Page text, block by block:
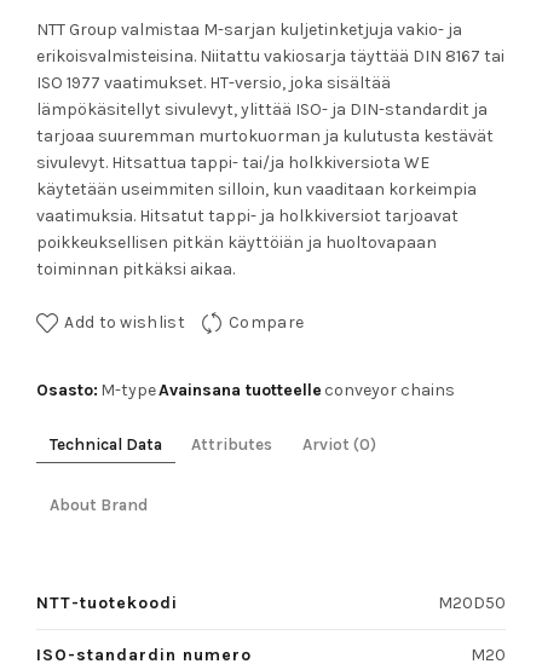
NTT Group valmistaa M-sarjan kuljetinketjuja vakio- ja
erikoisvalmisteisina. Niitattu vakiosarja täyttää DIN 8167 tai
ISO 1977 vaatimukset. HT-versio, joka sisältää
lämpökäsitellyt sivulevyt, ylittää ISO- ja DIN-standardit ja
tarjoaa suuremman murtokuorman ja kulutusta kestävät
sivulevyt. Hitsattua tappi- tai/ja holkkiversiota WE
käytetään useimmiten silloin, kun vaaditaan korkeimpia
vaatimuksia. Hitsatut tappi- ja holkkiversiot tarjoavat
poikkeuksellisen pitkän käyttöiän ja huoltovapaan
toiminnan pitkäksi aikaa.
Add to wishlist Compare
Osasto: M-typeAvainsana tuotteelle conveyor chains
Technical Data Attributes Arviot (0)
About Brand
NTT-tuotekoodi M20D50
ISO-standardin numero M20